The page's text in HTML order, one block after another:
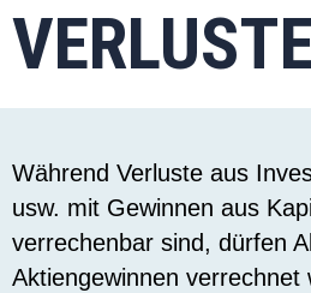
Während Verluste aus
usw. mit Gewinnen aus
verrechenbar sind, dürfen
Aktiengewinnen verrechnet